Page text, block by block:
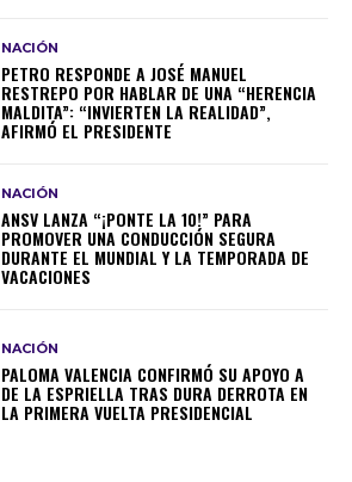
NACIÓN
PETRO RESPONDE A JOSÉ MANUEL
RESTREPO POR HABLAR DE UNA “HERENCIA
MALDITA”: “INVIERTEN LA REALIDAD”,
AFIRMÓ EL PRESIDENTE
NACIÓN
ANSV LANZA “¡PONTE LA 10!” PARA
PROMOVER UNA CONDUCCIÓN SEGURA
DURANTE EL MUNDIAL Y LA TEMPORADA DE
VACACIONES
NACIÓN
PALOMA VALENCIA CONFIRMÓ SU APOYO A
DE LA ESPRIELLA TRAS DURA DERROTA EN
LA PRIMERA VUELTA PRESIDENCIAL